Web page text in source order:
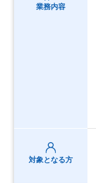
業務内容
対象となる方